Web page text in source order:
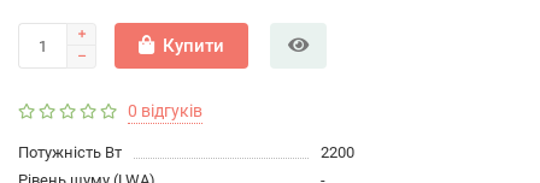
Купити
0 відгуків
Потужність Вт
2200